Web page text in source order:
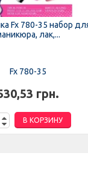
Fx 780-35 набор
лак,...
Fx 780-35
грн.
В КОРЗИНУ